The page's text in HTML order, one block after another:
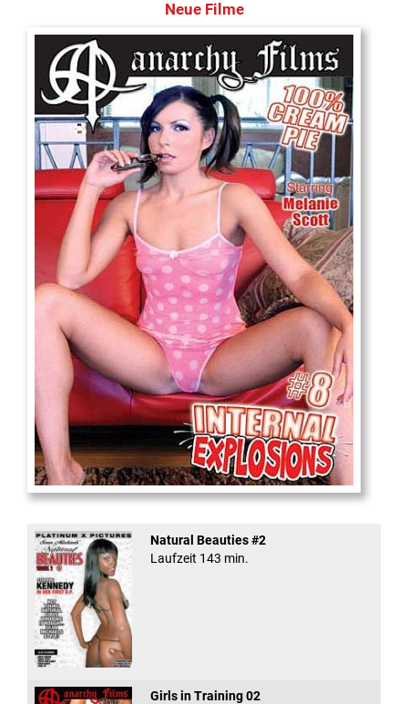
Neue Filme
Internal Explosionen
Natural Beauties #2
Laufzeit 143 min.
Girls in Training 02